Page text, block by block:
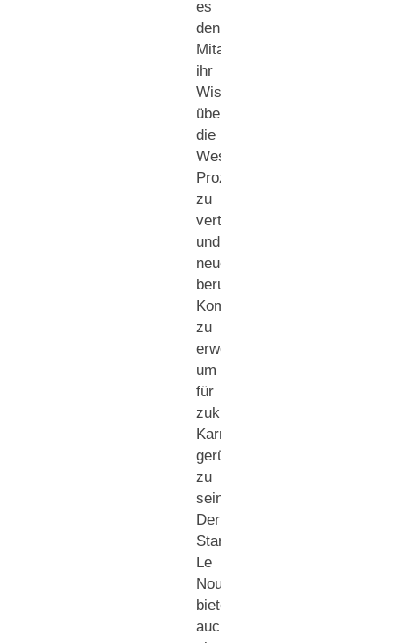
es
den
Mitarbeitern,
ihr
Wissen
über
die
West-
Prozesse
zu
vertiefen
und
neue
berufsbezogene
Kompetenzen
zu
erwerben,
um
für
zukünftige
Karrierechancen
gerüstet
zu
sein.
Der
Standort
Le
Nouvion
bietet
auch